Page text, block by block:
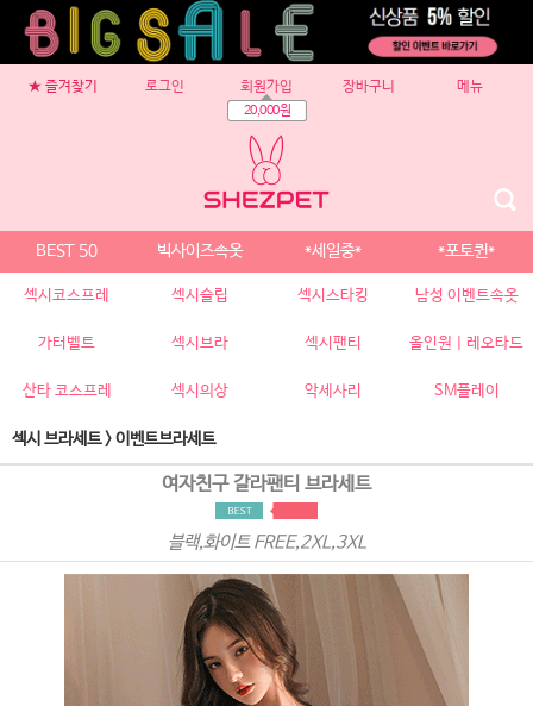
★ 즐겨찾기 로그인 회원가입
20,000원
장바구니 메뉴
BEST 50 빅사이즈속옷 *세일중* *포토퀸*
섹시코스프레 섹시슬립 섹시스타킹 남성 이벤트속옷
가터벨트 섹시브라 섹시팬티 올인원 | 레오타드
산타 코스프레 섹시의상 악세사리 SM플레이
섹시 브라세트>이벤트브라세트
여자친구 갈라팬티 브라세트
블랙,화이트 FREE,2XL,3XL